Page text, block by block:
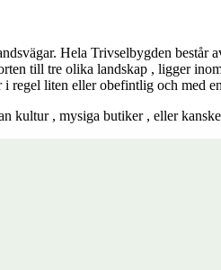
Hela Trivselbygden
till tre olika landskap , ligger
liten eller obefintlig och med
kultur , mysiga butiker , eller